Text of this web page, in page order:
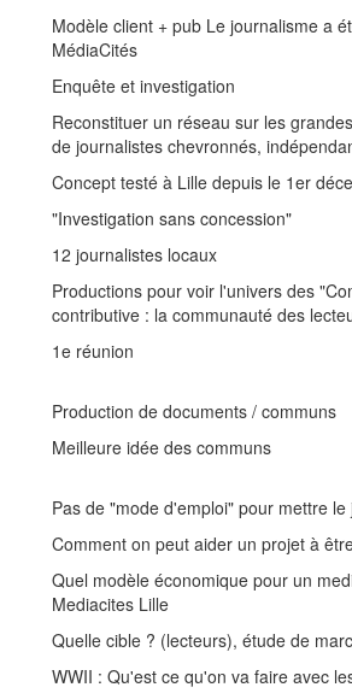
Modèle client + pub Le journalisme a
MédiaCités
Enquête et investigation
Reconstituer un réseau sur les
de journalistes chevronnés,
Concept testé à Lille depuis le 1er
"Investigation sans concession"
12 journalistes locaux
Productions pour voir l'univers des
contributive : la communauté des
1e réunion
Production de documents / communs
Meilleure idée des communs
Pas de "mode d'emploi" pour mettre le
Comment on peut aider un projet à
Quel modèle économique pour un
Mediacites Lille
Quelle cible ? (lecteurs), étude de
WWII : Qu'est ce qu'on va faire avec